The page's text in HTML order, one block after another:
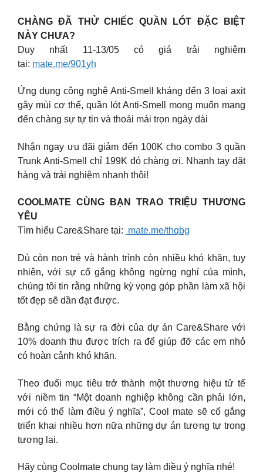
CHÀNG ĐÃ THỬ CHIẾC QUẦN LÓT ĐẶC BIỆT
NÀY CHƯA?
Duy nhất 11-13/05 có giá trải nghiệm
tại: mate.me/901yh
Ứng dụng công nghệ Anti-Smell kháng đến 3 loại axit
gây mùi cơ thể, quần lót Anti-Smell mong muốn mang
đến chàng sự tự tin và thoải mái trọn ngày dài
Nhận ngay ưu đãi giảm đến 100K cho combo 3 quần
Trunk Anti-Smell chỉ 199K đó chàng ơi. Nhanh tay đặt
hàng và trải nghiệm nhanh thôi!
COOLMATE CÙNG BẠN TRAO TRIỆU THƯƠNG
YÊU
Tìm hiểu Care&Share tại: mate.me/thqbg
Dù còn non trẻ và hành trình còn nhiều khó khăn, tuy
nhiên, với sự cố gắng không ngừng nghỉ của mình,
chúng tôi tin rằng những kỳ vọng góp phần làm xã hội
tốt đẹp sẽ dần đạt được.
Bằng chứng là sự ra đời của dự án Care&Share với
10% doanh thu được trích ra để giúp đỡ các em nhỏ
có hoàn cảnh khó khăn.
Theo đuổi mục tiêu trở thành một thương hiệu tử tế
với niềm tin “Một doanh nghiệp không cần phải lớn,
mới có thể làm điều ý nghĩa”, Cool mate sẽ cố gắng
triển khai nhiều hơn nữa những dự án tương tự trong
tương lai.
Hãy cùng Coolmate chung tay làm điều ý nghĩa nhé!